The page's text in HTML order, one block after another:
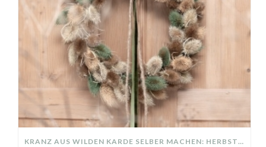
KRANZ AUS WILDEN KARDE SELBER MACHEN: HERBSTDEKO GANZ EINFACH